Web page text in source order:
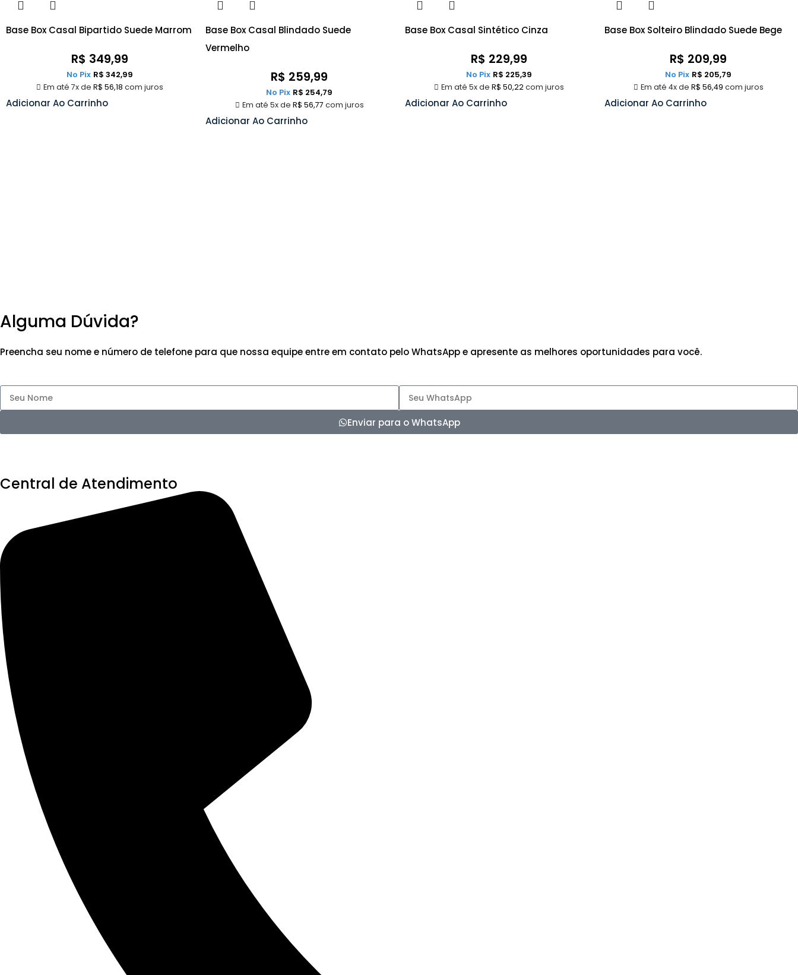
Base Box Casal Bipartido Suede Marrom
R$ 349,99
Em até 7x de R$ 56,18 com juros
No Pix R$ 342,99
Adicionar Ao Carrinho
Base Box Casal Blindado Suede
Vermelho
R$ 259,99
Em até 5x de R$ 56,77 com juros
No Pix R$ 254,79
Adicionar Ao Carrinho
Base Box Casal Sintético Cinza
R$ 229,99
Em até 5x de R$ 50,22com juros
No Pix R$ 225,39
Adicionar Ao Carrinho
Base Box Solteiro Blindado Suede Bege
R$ 209,99
Em até 4x de R$ 56,49 com juros
No Pix R$ 205,79
Adicionar Ao Carrinho
Alguma Dúvida?
Preencha seu nome e número de telefone para que nossa equipe entre em contato pelo WhatsApp e apresente as melhores oportunidades para você.
Enviar para o WhatsApp
Central de Atendimento